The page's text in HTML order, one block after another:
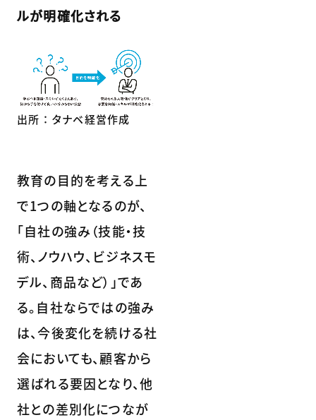
ルが明確化される
出所 ： タナベ経営作成
教育の目的を考える上
で1つの軸となるのが、
「自社の強み（技能・技
術、ノウハウ、ビジネスモ
デル、商品など）」であ
る。自社ならではの強み
は、今後変化を続ける社
会においても、顧客から
選ばれる要因となり、他
社との差別化につなが